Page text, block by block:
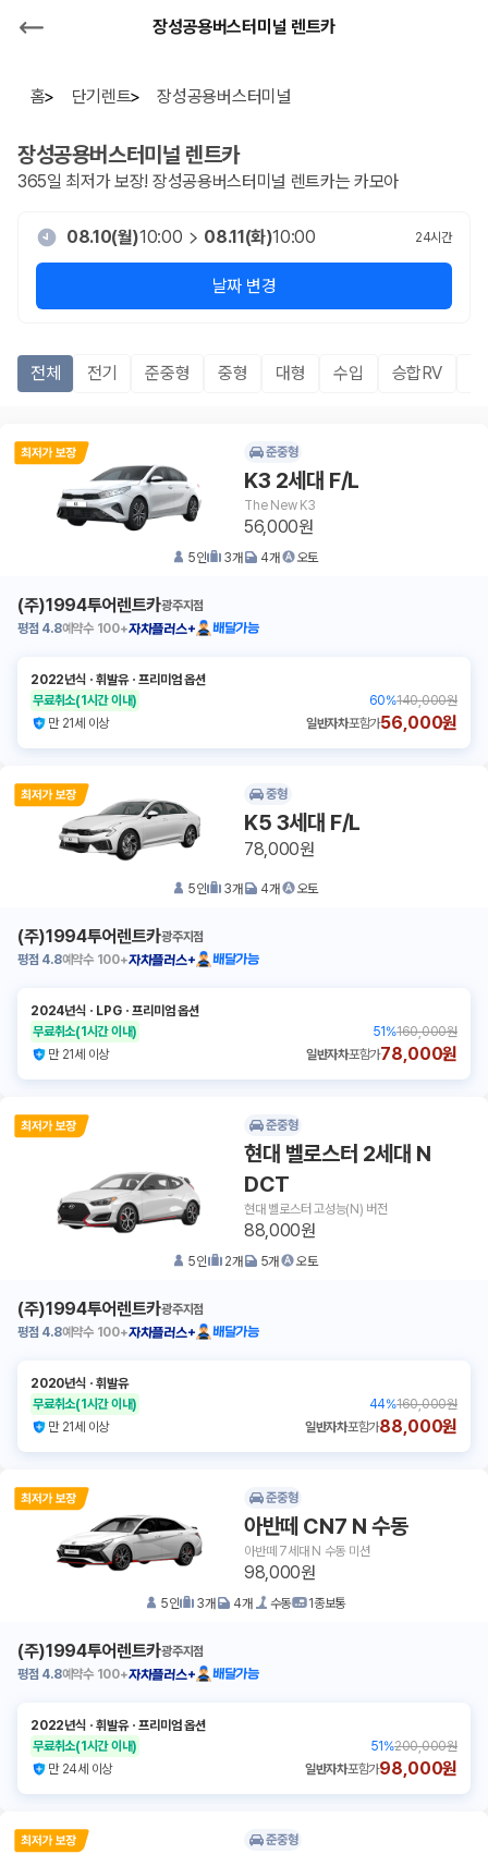
장성공용버스터미널 렌트카
홈 단기렌트 장성공용버스터미널
장성공용버스터미널 렌트카
365일 최저가 보장! 장성공용버스터미널 렌트카는 카모아
08.10(월)10:00 08.11(화)10:00 24시간
날짜 변경
전체 전기 준중형 중형 대형 수입 승합RV
준중형
K3 2세대 F/L
The New K3
56,000원
5인 3개 4개 오토
(주)1994투어렌트카광주지점
평점 4.8예약수 100+자차플러스+ 배달가능
2022년식 ㆍ휘발유ㆍ프리미엄 옵션
무료취소(1시간 이내) 60%140,000원
만 21세 이상
일반자차포함가56,000원
중형
K5 3세대 F/L
78,000원
5인 3개 4개 오토
(주)1994투어렌트카광주지점
평점 4.8예약수 100+자차플러스+ 배달가능
2024년식 ㆍ LPGㆍ프리미엄 옵션
무료취소(1시간 이내) 51 %160,000원
만 21세 이상
일반자차포함가78,000원
준중형
현대 벨로스터 2세대 N
DCT
현대 벨로스터 고성능(N) 버전
88,000원
5인 2개 5개 오토
(주)1994투어렌트카광주지점
평점 4.8예약수 100+자차플러스+ 배달가능
2020년식 ㆍ휘발유
무료취소(1시간 이내) 44%160,000원
만 21세 이상
일반자차포함가88,000원
준중형
아반떼 CN7 N 수동
아반떼 7세대 N 수동 미션
98,000원
5인 3개 4개 수동 1종보통
(주)1994투어렌트카광주지점
평점 4.8예약수 100+자차플러스+ 배달가능
2022년식 ㆍ휘발유ㆍ프리미엄 옵션
무료취소(1시간 이내) 51 %200,000원
만 24세 이상
일반자차포함가98,000원
준중형